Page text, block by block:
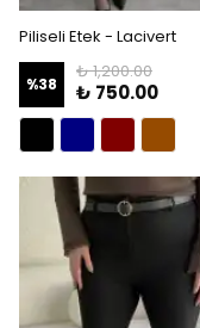
Piliseli Etek - Lacivert
%38
₺ 1,200.00
₺ 750.00